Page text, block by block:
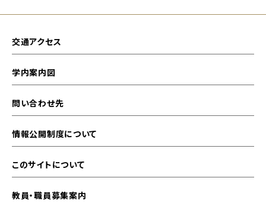
交通アクセス
学内案内図
問い合わせ先
情報公開制度について
このサイトについて
教員・職員募集案内